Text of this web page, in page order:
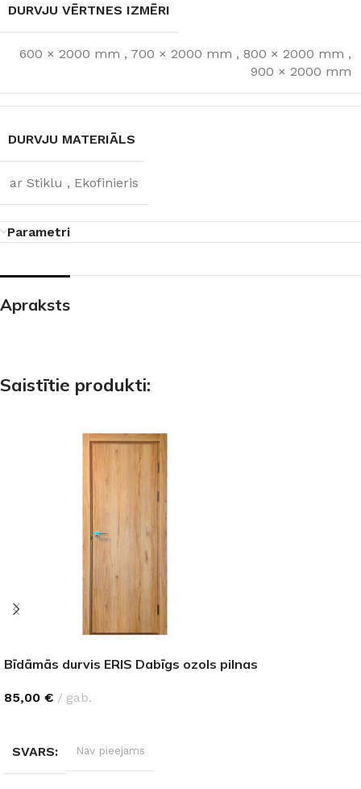
DURVJU VĒRTNES IZMĒRI
600 × 2000 mm , 700 × 2000 mm , 800 × 2000 mm ,
900 × 2000 mm
DURVJU MATERIĀLS
ar Stiklu , Ekofinieris
Parametri
Apraksts
Saistītie produkti:
Bīdāmās durvis ERIS Dabīgs ozols pilnas
85,00 € gab.
SVARS Nav pieejams